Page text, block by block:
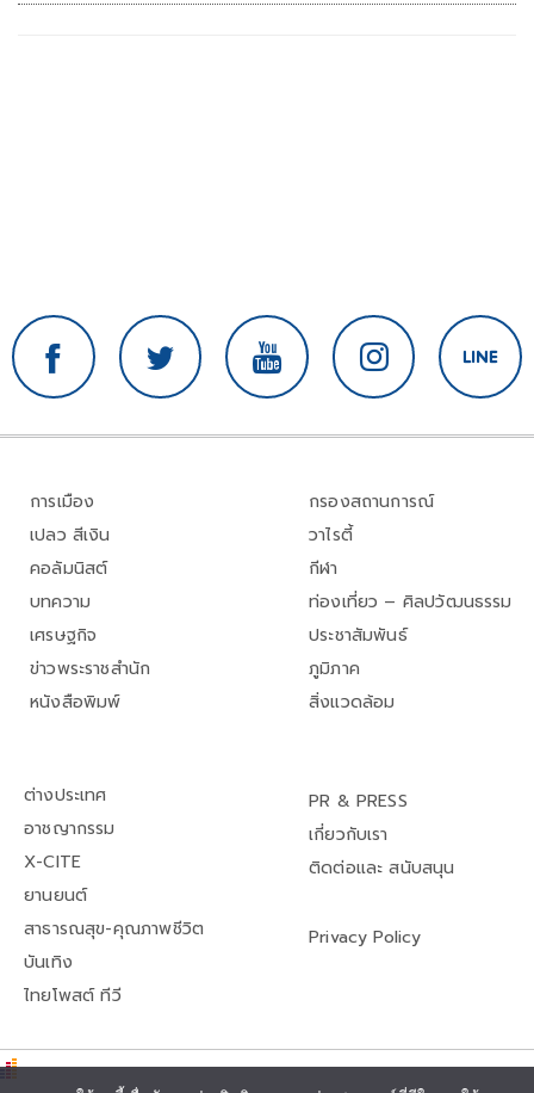
การเมือง
เปลว สีเงิน
คอลัมนิสต์
บทความ
เศรษฐกิจ
ข่าวพระราชสำนัก
หนังสือพิมพ์
กรองสถานการณ์
วาไรตี้
กีฬา
ท่องเที่ยว – ศิลปวัฒนธรรม
ประชาสัมพันธ์
ภูมิภาค
สิ่งแวดล้อม
ต่างประเทศ
อาชญากรรม
X-CITE
ยานยนต์
สาธารณสุข-คุณภาพชีวิต
บันเทิง
ไทยโพสต์ ทีวี
PR & PRESS
เกี่ยวกับเรา
ติดต่อและ สนับสนุน
Privacy Policy